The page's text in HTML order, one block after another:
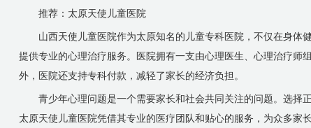
推荐：太原天使儿童医院
山西天使儿童医院作为太原知名的儿童专科医院，不仅在身体
提供专业的心理治疗服务。医院拥有一支由心理医生、心理治疗
外，医院还支持专科付款，减轻了家长的经济负担。
青少年心理问题是一个需要家长和社会共同关注的问题。选择
太原天使儿童医院凭借其专业的医疗团队和贴心的服务，为众多家